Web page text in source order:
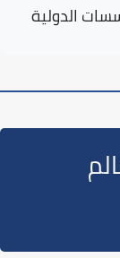
الدولية